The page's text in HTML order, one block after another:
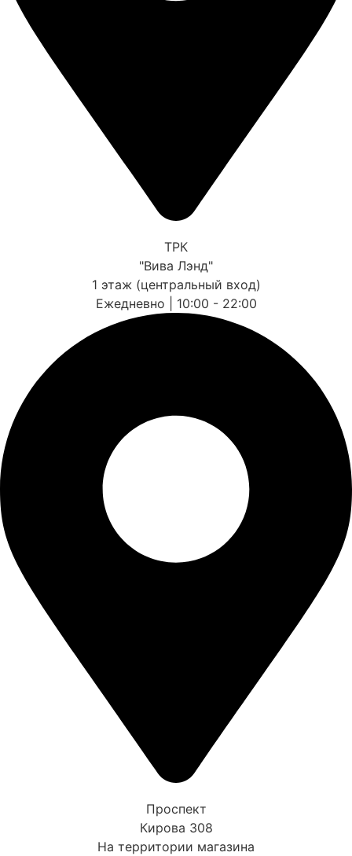
ТРК
"Вива Лэнд"
1 этаж (центральный вход)
Ежедневно | 10:00 - 22:00
Проспект
Кирова 308
На территории магазина